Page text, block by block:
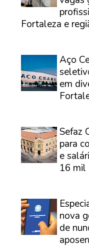
Fortaleza e
Aço
em
Sefaz
para
e
16 mil
nova
de